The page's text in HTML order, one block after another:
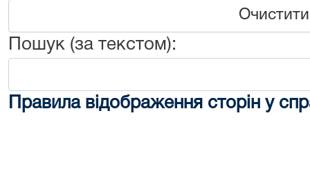
Очистити
Пошук (за текстом):
Правила відображення сторін у